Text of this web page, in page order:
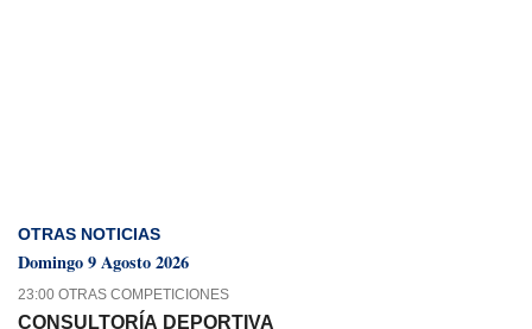
OTRAS NOTICIAS
Domingo 9 Agosto 2026
23:00 OTRAS COMPETICIONES
CONSULTORÍA DEPORTIVA